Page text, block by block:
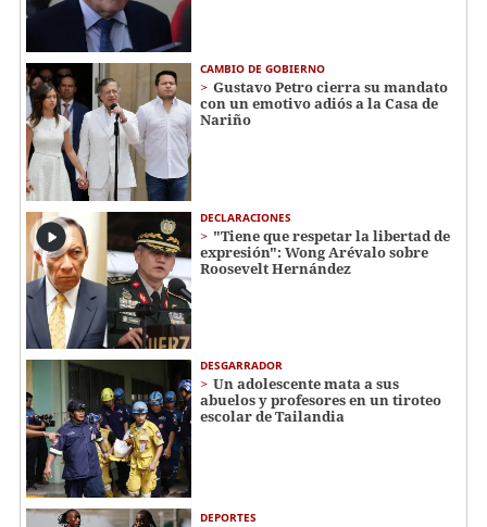
CAMBIO DE GOBIERNO
Gustavo Petro cierra su mandato
con un emotivo adiós a la Casa de
Nariño
DECLARACIONES
"Tiene que respetar la libertad de
expresión": Wong Arévalo sobre
Roosevelt Hernández
DESGARRADOR
Un adolescente mata a sus
abuelos y profesores en un tiroteo
escolar de Tailandia
DEPORTES